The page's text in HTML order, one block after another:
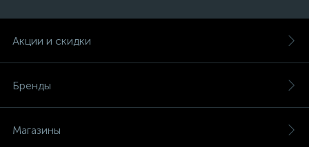
Акции и скидки
Бренды
Магазины